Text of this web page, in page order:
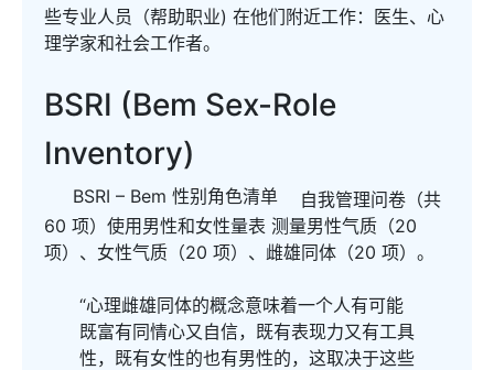
些专业人员（帮助职业) 在他们附近工作：医生、心
理学家和社会工作者。
BSRI (Bem Sex-Role
Inventory)
BSRI – Bem 性别角色清单
自我管理问卷（共
60 项）使用男性和女性量表 测量男性气质（20
项）、女性气质（20 项）、雌雄同体（20 项）。
“心理雌雄同体的概念意味着一个人有可能
既富有同情心又自信，既有表现力又有工具
性，既有女性的也有男性的，这取决于这些